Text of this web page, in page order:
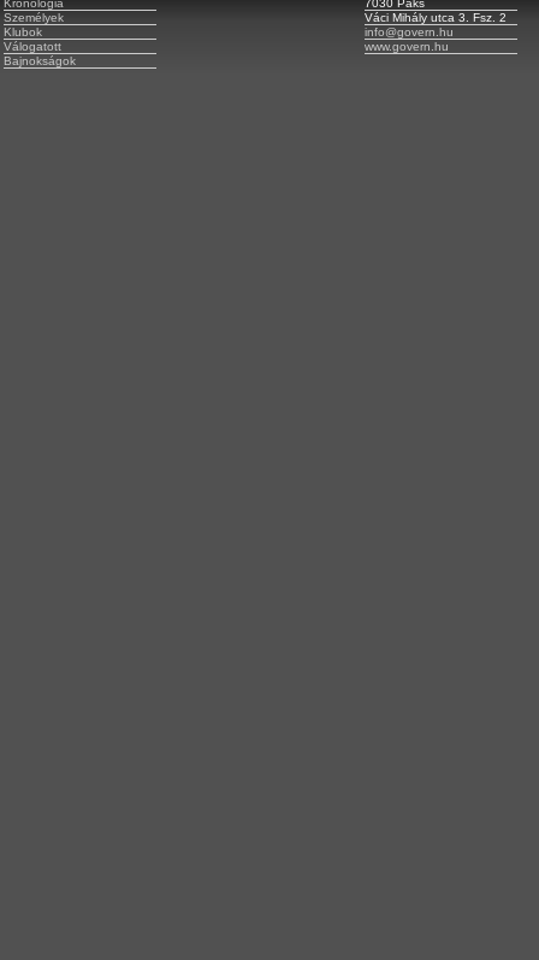
Kronológia
Személyek
Klubok
Válogatott
Bajnokságok
7030 Paks
Váci Mihály utca 3. Fsz. 2
info@govern.hu
www.govern.hu